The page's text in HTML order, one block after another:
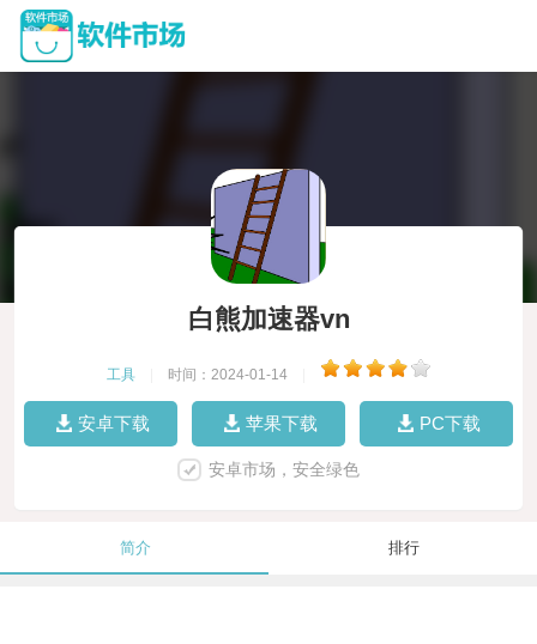
白熊加速器vn
工具 时间：2024-01-14
安卓下载 苹果下载 PC下载
安卓市场，安全绿色
简介 排行